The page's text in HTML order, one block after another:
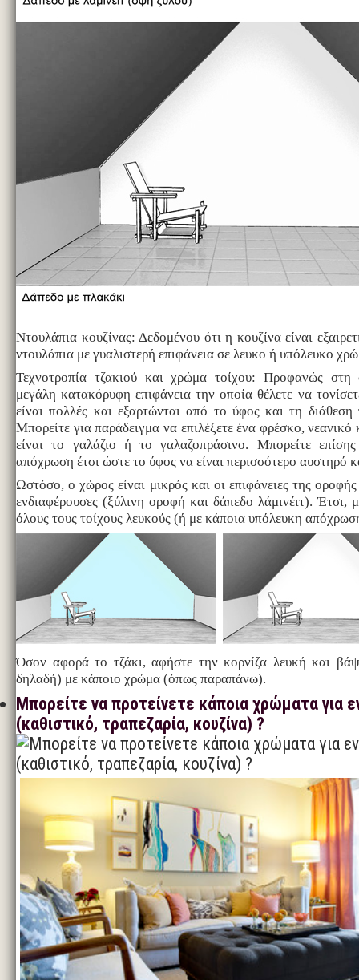
Ντουλάπια κουζίνας: Δεδομένου ότι η κουζίνα είναι
ντουλάπια με γυαλιστερή επιφάνεια σε λευκο ή υπόλευκο
Τεχνοτροπία τζακιού και χρώμα τοίχου: Προφανώς στη
μεγάλη κατακόρυφη επιφάνεια την οποία θέλετε να
είναι πολλές και εξαρτώνται από το ύφος και τη διάθεση
Μπορείτε για παράδειγμα να επιλέξετε ένα φρέσκο,
είναι το γαλάζιο ή το γαλαζοπράσινο. Μπορείτε
απόχρωση έτσι ώστε το ύφος να είναι περισσότερο αυστηρό
Ωστόσο, ο χώρος είναι μικρός και οι επιφάνειες της
ενδιαφέρουσες (ξύλινη οροφή και δάπεδο λάμινέιτ). Έτσι,
όλους τους τοίχους λευκούς (ή με κάποια υπόλευκη
Όσον αφορά το τζάκι, αφήστε την κορνίζα λευκή και
δηλαδή) με κάποιο χρώμα (όπως παραπάνω).
Μπορείτε να προτείνετε κάποια χρώματα για
(καθιστικό, τραπεζαρία, κουζίνα) ?